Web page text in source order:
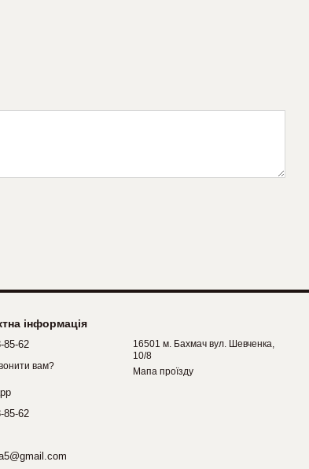
інформація
85-62
вам?
85-62
16501 м. Бахмач вул. Шевченка,
10/8
Мапа проїзду